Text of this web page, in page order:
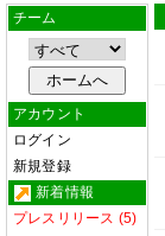
チーム
アカウント
ログイン
新規登録
新着情報
プレスリリース (5)